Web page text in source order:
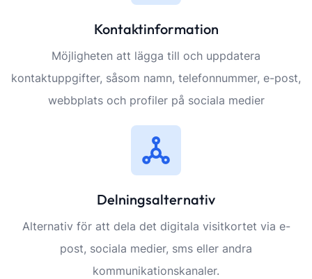
Kontaktinformation
Möjligheten att lägga till och uppdatera
kontaktuppgifter, såsom namn, telefonnummer, e-post,
webbplats och profiler på sociala medier
Delningsalternativ
Alternativ för att dela det digitala visitkortet via e-
post, sociala medier, sms eller andra
kommunikationskanaler.